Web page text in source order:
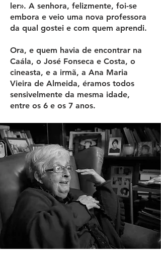
ler». A senhora, felizmente, foi-se
embora e veio uma nova professora
da qual gostei e com quem aprendi.
Ora, e quem havia de encontrar na
Caála, o José Fonseca e Costa, o
cineasta, e a irmã, a Ana Maria
Vieira de Almeida, éramos todos
sensivelmente da mesma idade,
entre os 6 e os 7 anos.